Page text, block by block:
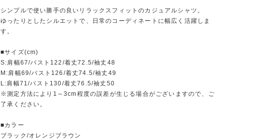
シンプルで使い勝手の良いリラックスフィットのカジュアルシャツ。
ゆったりとしたシルエットで、日常のコーディネートに幅広く活躍しま
す。
■サイズ(cm)
S:肩幅67/バスト122/着丈72.5/袖丈48
M:肩幅69/バスト126/着丈74.5/袖丈49
L:肩幅71/バスト130/着丈76.5/袖丈50
※測定方法により1～3cm程度の誤差が生じる場合がございますので、ご
了承ください。
■カラー
ブラック/オレンジブラウン